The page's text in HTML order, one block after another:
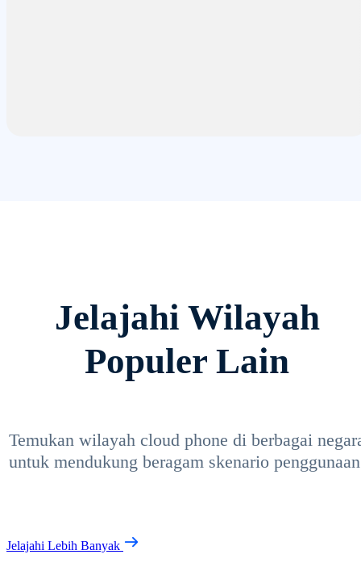
Jelajahi Wilayah
Populer Lain
Temukan wilayah cloud phone di berbagai
untuk mendukung beragam skenario
Jelajahi Lebih Banyak